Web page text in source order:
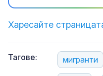
Харесайте
Тагове: мигранти